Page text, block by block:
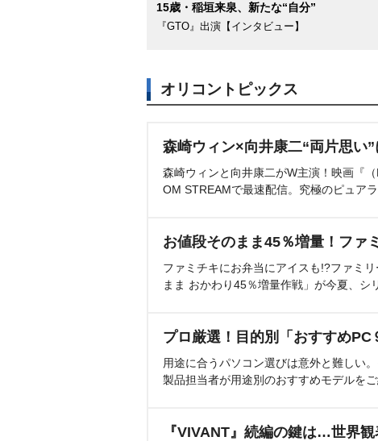
15歳・稲垣来泉、新たな“自分”
『GTO』出演【インタビュー】
オリコントピックス
森崎ウィン×向井康二“両片思い”
森崎ウィンと向井康二がW主演！映画『
OM STREAMで最速配信。究極のピュアラ
お値段そのまま45％増量！ファ
ファミチキにお弁当にアイスも!?ファミ
まま おかわり45％増量作戦」が今夏、シ
プロ厳選！目的別「おすすめPC
用途に合うパソコン選びは意外と難しい
製品担当者が用途別のおすすめモデルをご
『VIVANT』続編の鍵は…世界